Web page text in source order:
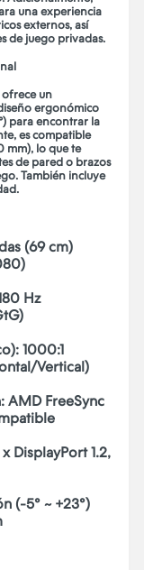
una experiencia
externos, así
de juego privadas.
ofrece un
ergonómico
para encontrar la
es compatible
mm), lo que te
de pared o brazos
También incluye
(69 cm)
Hz
1000:1
Vertical)
AMD FreeSync
DisplayPort 1.2,
(-5° ~ +23°)